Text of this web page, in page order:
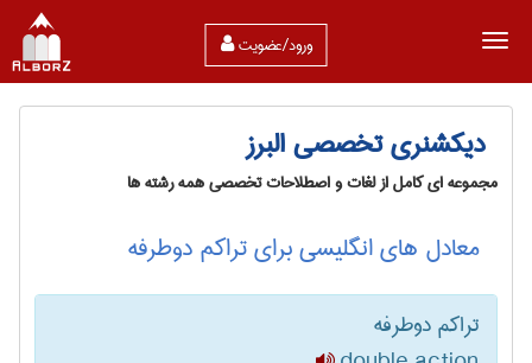
ورود/عضویت
دیکشنری تخصصی البرز
مجموعه ای کامل از لغات و اصطلاحات تخصصی همه رشته ها
معادل های انگلیسی برای تراکم دوطرفه
تراکم دوطرفه